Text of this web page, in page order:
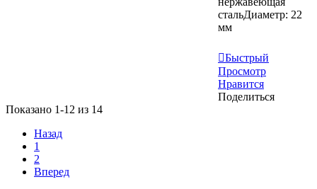
стальДиаметр: 22
мм
Быстрый
Просмотр
Нравится
Поделиться
Показано 1-12 из 14
Назад
1
2
Вперед